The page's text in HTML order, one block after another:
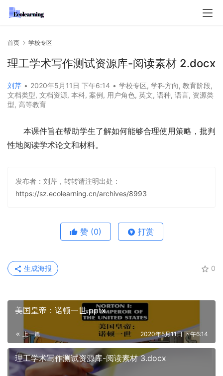
首页 学校专区
理工学术写作测试资源库-阅读素材 2.docx
刘芹 • 2020年5月11日 下午6:14 • 学校专区, 学科方向, 教育阶段,
文档类型, 文档资源, 本科, 案例, 用户角色, 英文, 语种, 语言, 资源类
型, 高等教育
本课件旨在帮助学生了解如何能够合理使用策略，批判
性地阅读学术论文和材料。
发布者：刘芹，转转请注明出处：
https://sz.ecolearning.cn/archives/8993
赞 (0) 打赏
0
生成海报
美国皇帝：诺顿一世.pptx
上一篇 2020年5月11日 下午6:14
理工学术写作测试资源库-阅读素材 3.docx